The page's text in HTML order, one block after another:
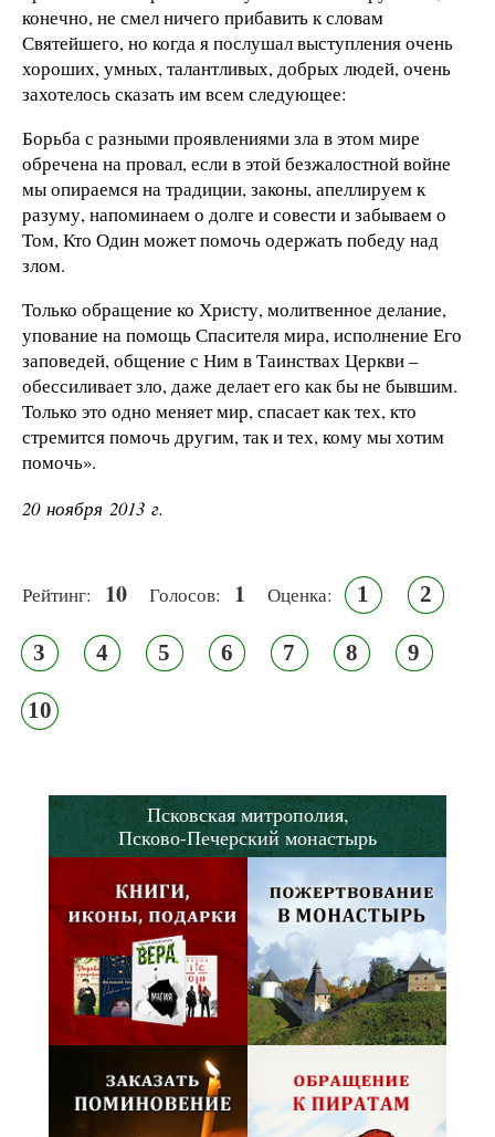
конечно, не смел ничего прибавить к словам
Святейшего, но когда я послушал выступления очень
хороших, умных, талантливых, добрых людей, очень
захотелось сказать им всем следующее:
Борьба с разными проявлениями зла в этом мире
обречена на провал, если в этой безжалостной войне
мы опираемся на традиции, законы, апеллируем к
разуму, напоминаем о долге и совести и забываем о
Том, Кто Один может помочь одержать победу над
злом.
Только обращение ко Христу, молитвенное делание,
упование на помощь Спасителя мира, исполнение Его
заповедей, общение с Ним в Таинствах Церкви –
обессиливает зло, даже делает его как бы не бывшим.
Только это одно меняет мир, спасает как тех, кто
стремится помочь другим, так и тех, кому мы хотим
помочь».
20 ноября 2013 г.
Рейтинг: 10 Голосов: 1 Оценка: 1 2
3 4 5 6 7 8 9
10
Псковская митрополия,
Псково-Печерский монастырь